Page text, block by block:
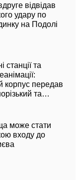
відвідав
удару по
на Подолі
станції та
корпус передав
та
може стати
входу до